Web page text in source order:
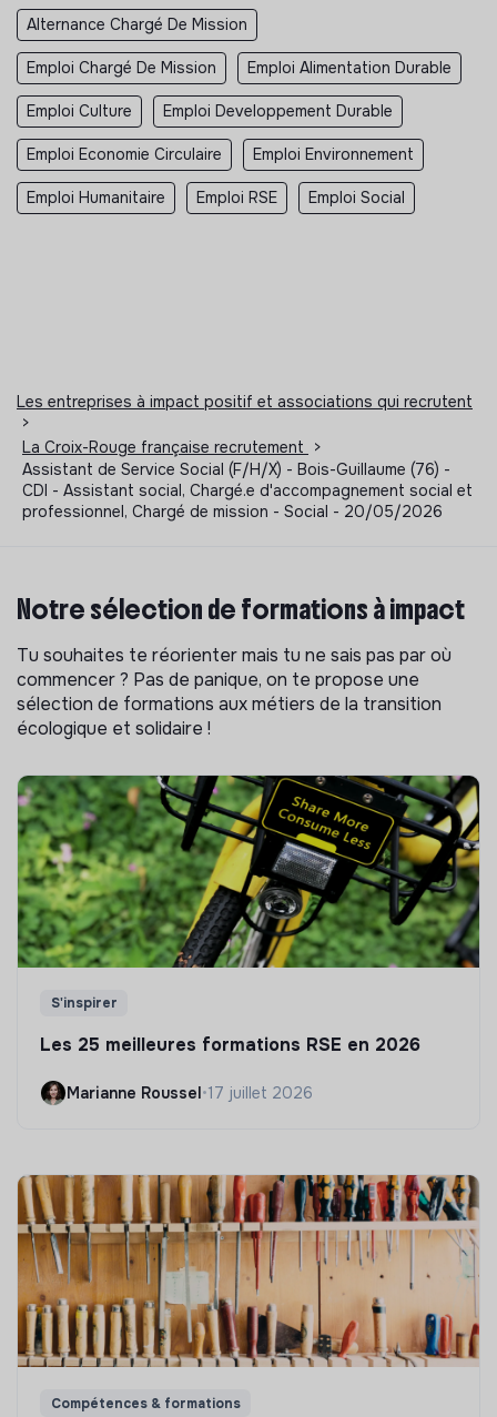
Alternance Chargé De Mission
Emploi Chargé De Mission Emploi Alimentation Durable
Emploi Culture Emploi Developpement Durable
Emploi Economie Circulaire Emploi Environnement
Emploi Humanitaire Emploi RSE Emploi Social
Les entreprises à impact positif et associations qui recrutent
>
La Croix-Rouge française recrutement
>
Assistant de Service Social (F/H/X) - Bois-Guillaume (76) -
CDI - Assistant social, Chargé.e d'accompagnement social et
professionnel, Chargé de mission - Social - 20/05/2026
Notre sélection de formations à impact
Tu souhaites te réorienter mais tu ne sais pas par où
commencer ? Pas de panique, on te propose une
sélection de formations aux métiers de la transition
écologique et solidaire !
S'inspirer
Les 25 meilleures formations RSE en 2026
Marianne Roussel•17 juillet 2026
Compétences & formations